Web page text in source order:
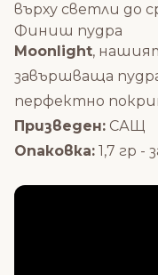
върху светли до
Финиш пудра
Moonlight,
завършваща
перфектно
Призведен: САЩ
Опаковка: 1,7 гр -